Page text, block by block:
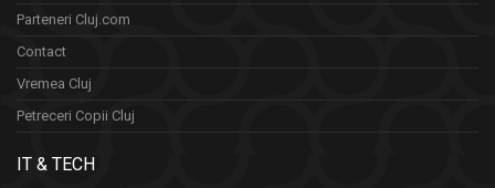
Parteneri Cluj.com
Contact
Vremea Cluj
Petreceri Copii Cluj
IT & TECH